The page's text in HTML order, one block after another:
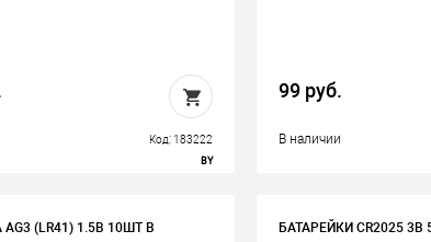
Код: 183222
BY
99 руб.
В наличии
(LR41) 1.5В 10ШТ В
БАТАРЕЙКИ CR2025